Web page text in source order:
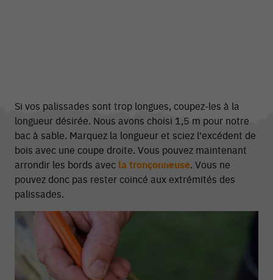
Si vos palissades sont trop longues, coupez-les à la
longueur désirée. Nous avons choisi 1,5 m pour notre
bac à sable. Marquez la longueur et sciez l'excédent de
bois avec une coupe droite. Vous pouvez maintenant
arrondir les bords avec la tronçonneuse. Vous ne
pouvez donc pas rester coincé aux extrémités des
palissades.